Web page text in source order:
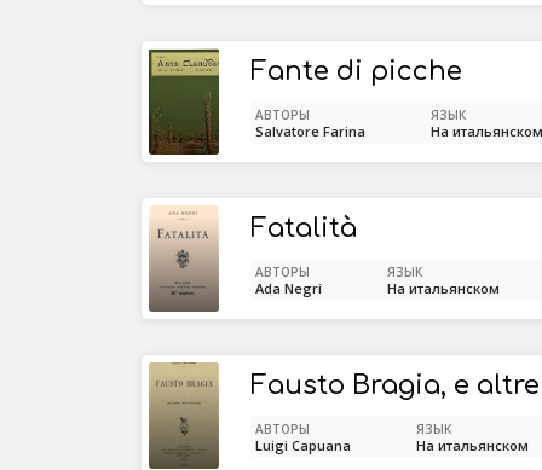
Fante di picche
АВТОРЫ
Salvatore Farina
ЯЗЫК
На итальянском
Fatalità
АВТОРЫ
Ada Negri
ЯЗЫК
На итальянском
Fausto Bragia, e
АВТОРЫ
Luigi Capuana
ЯЗЫК
На итальянском